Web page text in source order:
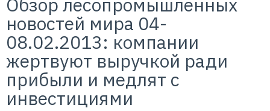
новостей мира 04-
08.02.2013: компании
жертвуют выручкой ради
прибыли и медлят с
инвестициями